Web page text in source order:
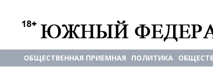
ОБЩЕСТВЕННАЯ ПРИЕМНАЯ ПОЛИТИКА